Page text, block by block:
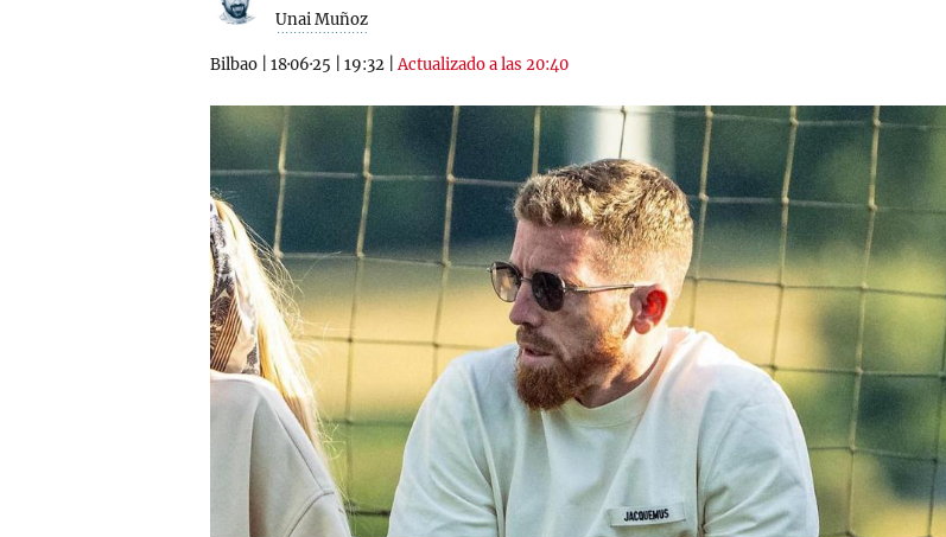
Unai Muñoz
Bilbao 18·06·25 19:32 |Actualizado a las 20:40